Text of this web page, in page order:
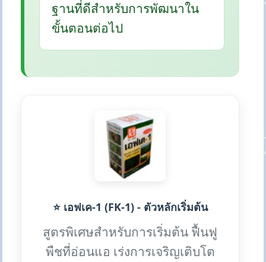
ฐานที่ดีสำหรับการพัฒนาใน
ขั้นตอนต่อไป
⭐ เอฟเค-1 (FK-1) - ตัวหลักเริ่มต้น
สูตรพิเศษสำหรับการเริ่มต้น ฟื้นฟู
พืชที่อ่อนแอ เร่งการเจริญเติบโต